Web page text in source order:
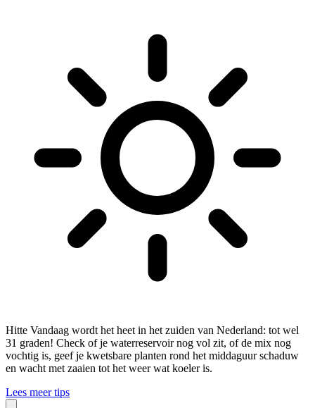
Hitte Vandaag wordt het heet in het zuiden van Nederland: tot wel
31 graden! Check of je waterreservoir nog vol zit, of de mix nog
vochtig is, geef je kwetsbare planten rond het middaguur schaduw
en wacht met zaaien tot het weer wat koeler is.
Lees meer tips